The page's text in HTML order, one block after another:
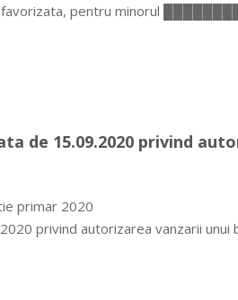
pentru minorul ████████
de 15.09.2020 privind
primar 2020
privind autorizarea vanzarii